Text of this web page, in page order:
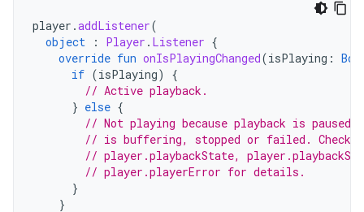
player .addListener(
object
: Player . Listener {
override fun onIsPlayingChanged(isPlaying :
if (isPlaying)
{
// Active playback.
} else {
// Not playing because playback is
// is buffering, stopped or failed. Check
// player.playbackState,
// player.playerError for details.
}
}